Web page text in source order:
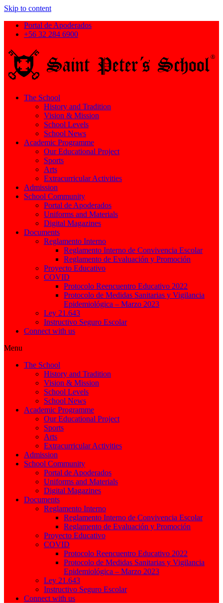
Skip to content
Portal de Apoderados
+56 32 284 6900
The School
History and Tradition
Vision & Mission
School Levels
School News
Academic Programme
Our Educational Project
Sports
Arts
Extracurricular Activities
Admission
School Community
Portal de Apoderados
Uniforms and Materials
Digital Magazines
Documents
Reglamento Interno
Reglamento Interno de Convivencia Escolar
Reglamento de Evaluación y Promoción
Proyecto Educativo
COVID
Protocolo Reencuentro Educativo 2022
Protocolo de Medidas Sanitarias y Vigilancia
Epidemiológica – Marzo 2023
Ley 21.643
Instructivo Seguro Escolar
Connect with us
Menu
The School
History and Tradition
Vision & Mission
School Levels
School News
Academic Programme
Our Educational Project
Sports
Arts
Extracurricular Activities
Admission
School Community
Portal de Apoderados
Uniforms and Materials
Digital Magazines
Documents
Reglamento Interno
Reglamento Interno de Convivencia Escolar
Reglamento de Evaluación y Promoción
Proyecto Educativo
COVID
Protocolo Reencuentro Educativo 2022
Protocolo de Medidas Sanitarias y Vigilancia
Epidemiológica – Marzo 2023
Ley 21.643
Instructivo Seguro Escolar
Connect with us